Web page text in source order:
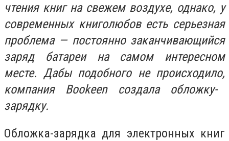
чтения книг на свежем воздухе, однако, у
современных книголюбов есть серьезная
проблема — постоянно заканчивающийся
заряд батареи на самом интересном
месте. Дабы подобного не происходило,
компания Bookeen создала обложку-
зарядку.
Обложка-зарядка для электронных книг